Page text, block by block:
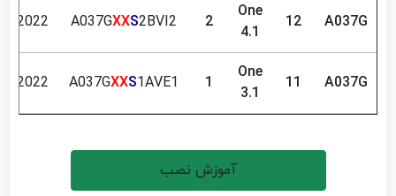
A037G
12
One
4.1
2
A037GXXS2BVI2
A037G
11
One
3.1
1
A037GXXS1AVE1
آموزش نصب